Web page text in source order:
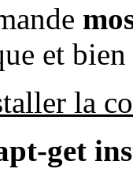
et
la
get